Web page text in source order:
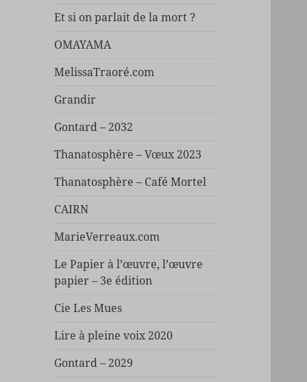
Et si on parlait de la mort ?
OMAYAMA
MelissaTraoré.com
Grandir
Gontard – 2032
Thanatosphère – Vœux 2023
Thanatosphère – Café Mortel
CAIRN
MarieVerreaux.com
Le Papier à l’œuvre, l’œuvre
papier – 3e édition
Cie Les Mues
Lire à pleine voix 2020
Gontard – 2029